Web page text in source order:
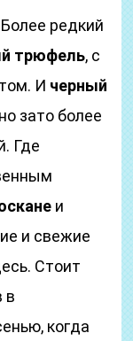
редкий
трюфель, с
И черный
зато более
Где
и
и свежие
Стоит
в
когда